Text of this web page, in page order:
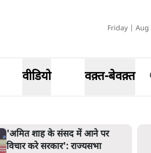
Friday | Aug
वीडियो वक़्त-बेवक़्त
'अमित शाह के संसद में आने पर
विचार करे सरकार': राज्यसभा